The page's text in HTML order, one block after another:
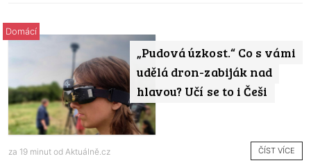
„Pudová úzkost.“ Co s vámi
udělá dron-zabiják nad
hlavou? Učí se to i Češi
Domácí
za 19 minut od Aktuálně.cz ČÍST VÍCE